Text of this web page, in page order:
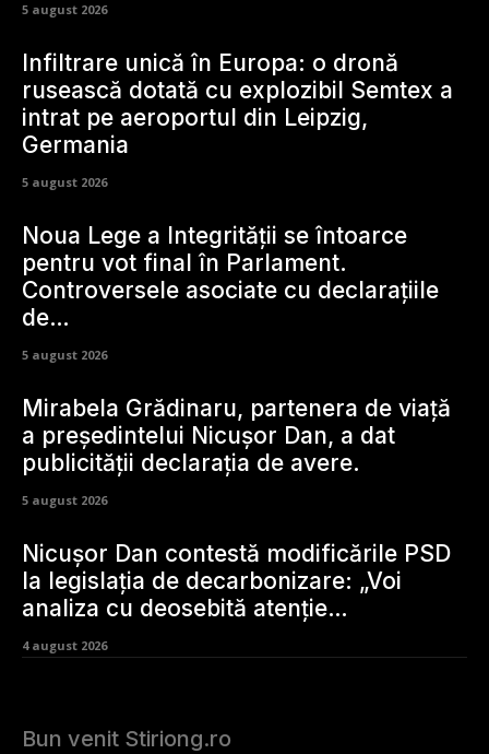
5 august 2026
Infiltrare unică în Europa: o dronă
rusească dotată cu explozibil Semtex a
intrat pe aeroportul din Leipzig,
Germania
5 august 2026
Noua Lege a Integrității se întoarce
pentru vot final în Parlament.
Controversele asociate cu declarațiile
de…
5 august 2026
Mirabela Grădinaru, partenera de viață
a președintelui Nicușor Dan, a dat
publicității declarația de avere.
5 august 2026
Nicușor Dan contestă modificările PSD
la legislația de decarbonizare: „Voi
analiza cu deosebită atenție…
4 august 2026
Bun venit Stiriong.ro